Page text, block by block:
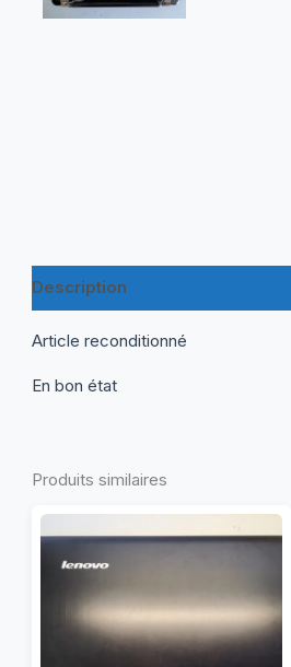
Description
Article reconditionné
En bon état
Produits similaires